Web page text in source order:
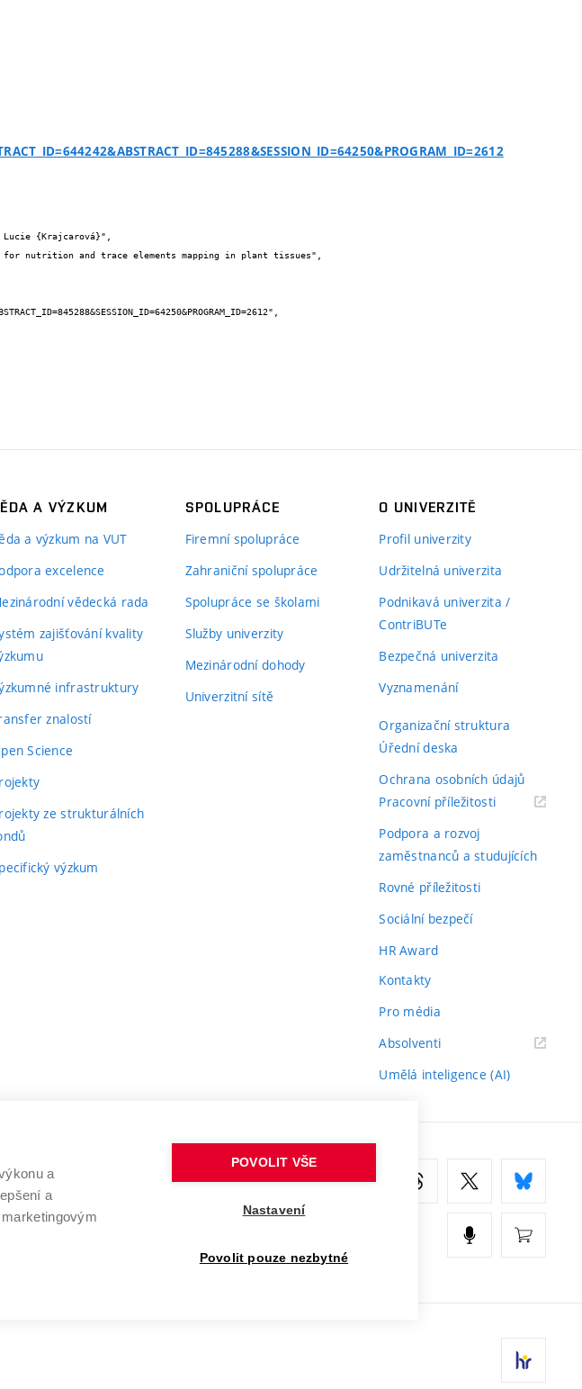
A VÝZKUM
a výzkum na VUT
excelence
vědecká rada
zajišťování kvality
infrastruktury
znalostí
Science
ze strukturálních
výzkum
SPOLUPRÁCE
Firemní spolupráce
Zahraniční spolupráce
Spolupráce se školami
Služby univerzity
Mezinárodní dohody
Univerzitní sítě
O UNIVERZITĚ
Profil univerzity
Udržitelná univerzita
Podnikavá univerzita /
ContriBUTe
Bezpečná univerzita
Vyznamenání
Organizační struktura
Úřední deska
Ochrana osobních údajů
Pracovní příležitosti(externí
Podpora a rozvoj
zaměstnanců a studujících
Rovné příležitosti
Sociální bezpečí
HR Award
Kontakty
Pro média
Absolventi(externí
Umělá inteligence (AI)
BRNĚa
a
POVOLIT VŠE
Nastavení
Povolit pouze nezbytné